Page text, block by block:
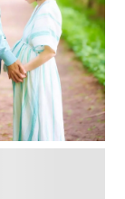
しましても予
れるまでお手
対応可能とお
れていない場
能の連絡の後